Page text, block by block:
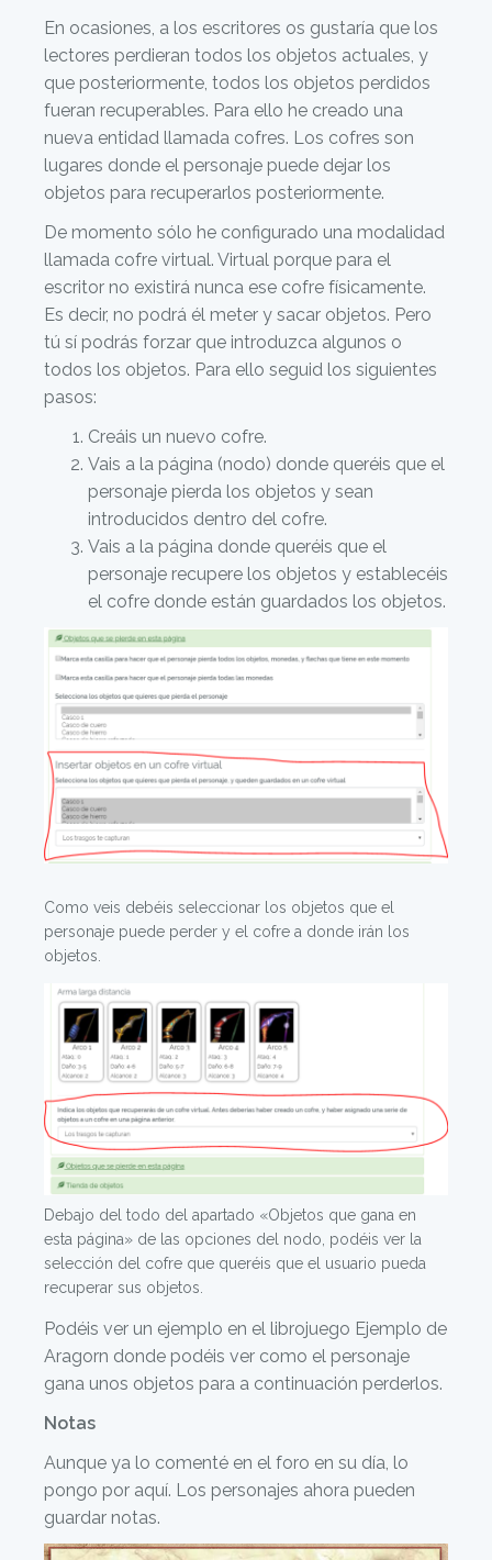
En ocasiones, a los escritores os gustaría que los
lectores perdieran todos los objetos actuales, y
que posteriormente, todos los objetos perdidos
fueran recuperables. Para ello he creado una
nueva entidad llamada cofres. Los cofres son
lugares donde el personaje puede dejar los
objetos para recuperarlos posteriormente.
De momento sólo he configurado una modalidad
llamada cofre virtual. Virtual porque para el
escritor no existirá nunca ese cofre físicamente.
Es decir, no podrá él meter y sacar objetos. Pero
tú sí podrás forzar que introduzca algunos o
todos los objetos. Para ello seguid los siguientes
pasos:
Creáis un nuevo cofre.
Vais a la página (nodo) donde queréis que el
personaje pierda los objetos y sean
introducidos dentro del cofre.
Vais a la página donde queréis que el
personaje recupere los objetos y establecéis
el cofre donde están guardados los objetos.
Como veis debéis seleccionar los objetos que el
personaje puede perder y el cofre a donde irán los
objetos.
Debajo del todo del apartado «Objetos que gana en
esta página» de las opciones del nodo, podéis ver la
selección del cofre que queréis que el usuario pueda
recuperar sus objetos.
Podéis ver un ejemplo en el librojuego Ejemplo de
Aragorn donde podéis ver como el personaje
gana unos objetos para a continuación perderlos.
Notas
Aunque ya lo comenté en el foro en su día, lo
pongo por aquí. Los personajes ahora pueden
guardar notas.